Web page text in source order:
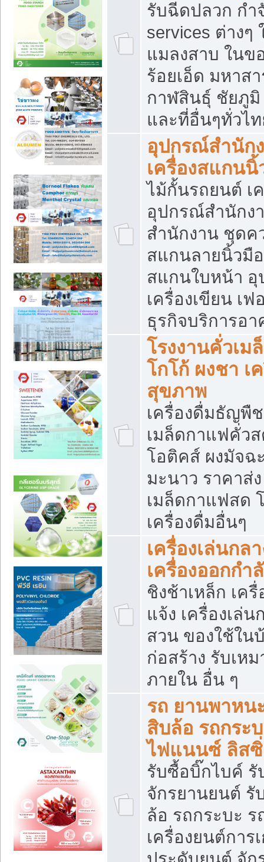
รับฉีดปลวก กำ
services ต่าง
แมลงสาบ ใน
ร้อยเอ็ด มหาส
กาฬสินธุ์ ชัยภู
และที่อื่นๆทั่วไ
อุปกรณ์สำนัก
เครื่องสแกนนิ้
ไม้กั้นรถยนต์ เ
อุปกรณ์สำนักง
สำนักงาน ชุดค
สแกนลายนิ้วมื
สแกนใบหน้า
เครื่องเขียน เ
ธุรกิจบริการอ
โรงงานคั่วเม
โกโก้ ผงชา เ
สุขภาพ
เครื่องดื่มธัญพื
เมล็ดกาแฟคั่ว
โอติคส์ ผงมัจฉ
มะนาว ราคาส่
เมล็ดกาแฟสด
เครื่องดื่มอื่นๆ
เครื่องเล่นกล
เครื่องออกกำ
ชิงช้าเหล็ก เค
แจ้ง เครื่องเล่น
สวน ของใช้ใน
ก่อสร้าง รับเห
ภายใน อื่น ๆ
รถ ยานพาหน
สิบล้อ รถกระ
ไฟแนนซ์ ลิส
รับซื้อบิ๊กไบค์
จักรยานยนต์ รั
ล้อ รถกระบะ
เครื่องยนต์การ